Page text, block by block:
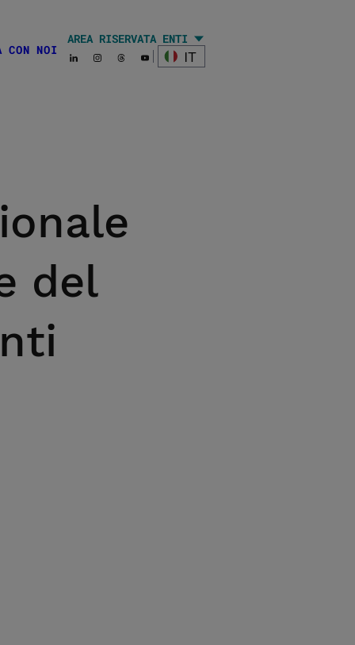
CON NOI
AREA RISERVATA ENTI
IT
del